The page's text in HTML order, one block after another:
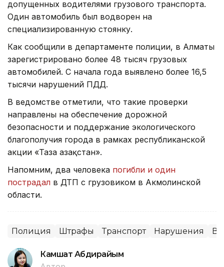
допущенных водителями грузового транспорта.
Один автомобиль был водворен на
специализированную стоянку.
Как сообщили в департаменте полиции, в Алматы
зарегистрировано более 48 тысяч грузовых
автомобилей. С начала года выявлено более 16,5
тысячи нарушений ПДД.
В ведомстве отметили, что такие проверки
направлены на обеспечение дорожной
безопасности и поддержание экологического
благополучия города в рамках республиканской
акции «Таза Қазақстан».
Напомним, два человека погибли и один
пострадал в ДТП с грузовиком в Акмолинской
области.
Полиция Штрафы Транспорт Нарушения
Камшат Абдирайым